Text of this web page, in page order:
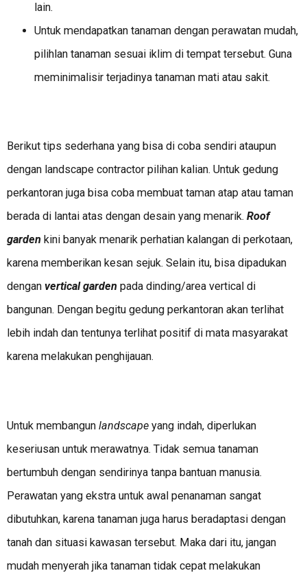
lain.
Untuk mendapatkan tanaman dengan perawatan mudah,
pilihlan tanaman sesuai iklim di tempat tersebut. Guna
meminimalisir terjadinya tanaman mati atau sakit.
Berikut tips sederhana yang bisa di coba sendiri ataupun
dengan landscape contractor pilihan kalian. Untuk gedung
perkantoran juga bisa coba membuat taman atap atau taman
berada di lantai atas dengan desain yang menarik. Roof
garden kini banyak menarik perhatian kalangan di perkotaan,
karena memberikan kesan sejuk. Selain itu, bisa dipadukan
dengan vertical garden pada dinding/area vertical di
bangunan. Dengan begitu gedung perkantoran akan terlihat
lebih indah dan tentunya terlihat positif di mata masyarakat
karena melakukan penghijauan.
Untuk membangun landscape yang indah, diperlukan
keseriusan untuk merawatnya. Tidak semua tanaman
bertumbuh dengan sendirinya tanpa bantuan manusia.
Perawatan yang ekstra untuk awal penanaman sangat
dibutuhkan, karena tanaman juga harus beradaptasi dengan
tanah dan situasi kawasan tersebut. Maka dari itu, jangan
mudah menyerah jika tanaman tidak cepat melakukan